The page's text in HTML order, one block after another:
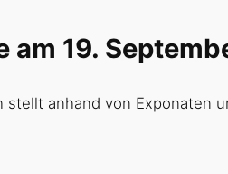
am 19.
anhand von Exponaten